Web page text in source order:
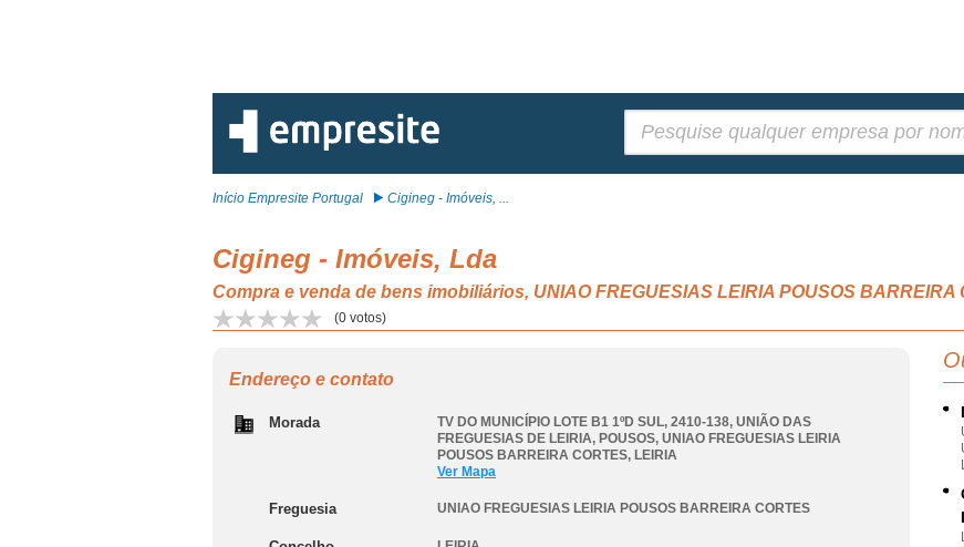
Início Empresite Portugal Cigineg - Imóveis, ...
Cigineg - Imóveis, Lda
Compra e venda de bens imobiliários, UNIAO FREGUESIAS LEIRIA POUSOS BARREIRA
(0 votos)
Endereço e contato
Morada
TV DO MUNICÍPIO LOTE B1 1ºD SUL, 2410-138, UNIÃO DAS
FREGUESIAS DE LEIRIA, POUSOS, UNIAO FREGUESIAS LEIRIA
POUSOS BARREIRA CORTES, LEIRIA
Ver Mapa
Freguesia UNIAO FREGUESIAS LEIRIA POUSOS BARREIRA CORTES